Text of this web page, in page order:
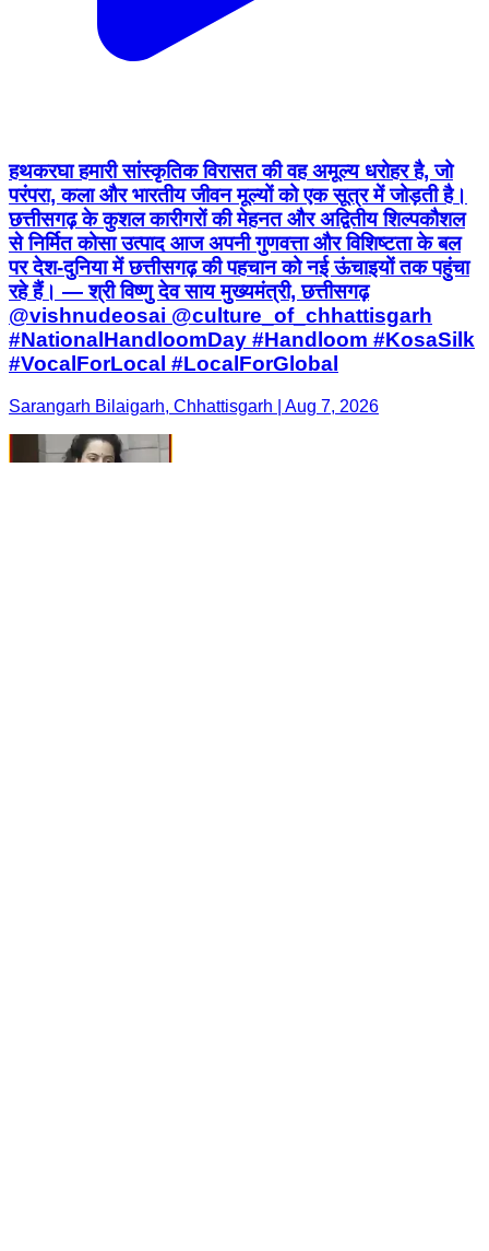
हथकरघा हमारी सांस्कृतिक विरासत की वह अमूल्य धरोहर है, जो
परंपरा, कला और भारतीय जीवन मूल्यों को एक सूत्र में जोड़ती है।
छत्तीसगढ़ के कुशल कारीगरों की मेहनत और अद्वितीय शिल्पकौशल
से निर्मित कोसा उत्पाद आज अपनी गुणवत्ता और विशिष्टता के बल
पर देश-दुनिया में छत्तीसगढ़ की पहचान को नई ऊंचाइयों तक पहुंचा
रहे हैं। — श्री विष्णु देव साय मुख्यमंत्री, छत्तीसगढ़
@vishnudeosai @culture_of_chhattisgarh
#NationalHandloomDay #Handloom #KosaSilk
#VocalForLocal #LocalForGlobal
Sarangarh Bilaigarh, Chhattisgarh | Aug 7, 2026